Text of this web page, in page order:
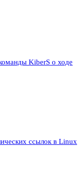
KiberS о ходе
ссылок в Linux